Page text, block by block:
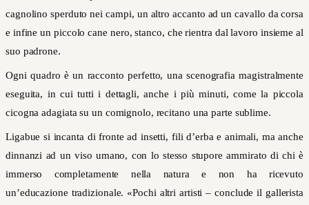
cagnolino sperduto nei campi, un altro accanto ad un cavallo da corsa
e infine un piccolo cane nero, stanco, che rientra dal lavoro insieme al
suo padrone.
Ogni quadro è un racconto perfetto, una scenografia magistralmente
eseguita, in cui tutti i dettagli, anche i più minuti, come la piccola
cicogna adagiata su un comignolo, recitano una parte sublime.
Ligabue si incanta di fronte ad insetti, fili d’erba e animali, ma anche
dinnanzi ad un viso umano, con lo stesso stupore ammirato di chi è
immerso completamente nella natura e non ha ricevuto
un’educazione tradizionale. «Pochi altri artisti – conclude il gallerista